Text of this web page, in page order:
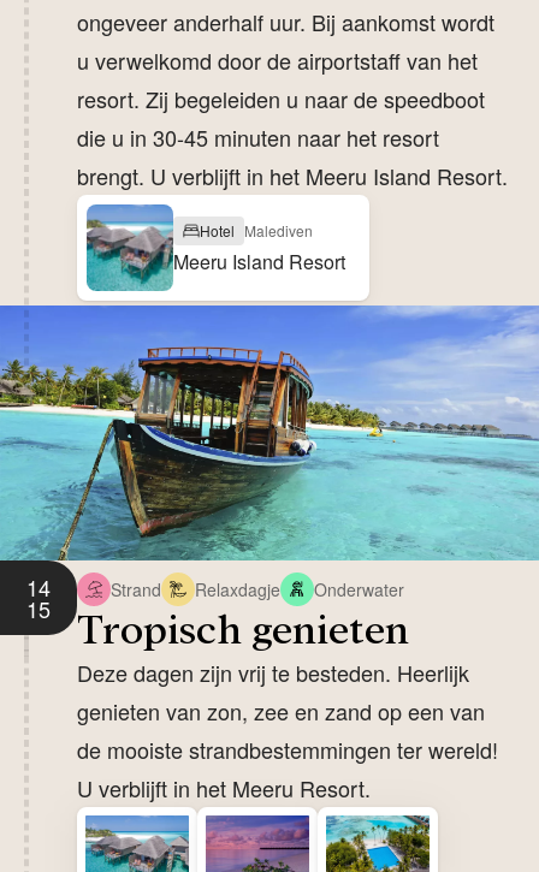
ongeveer anderhalf uur. Bij aankomst wordt
u verwelkomd door de airportstaff van het
resort. Zij begeleiden u naar de speedboot
die u in 30-45 minuten naar het resort
brengt. U verblijft in het Meeru Island Resort.
Hotel Malediven
Meeru Island Resort
14
15
Strand Relaxdagje Onderwater
Tropisch genieten
Deze dagen zijn vrij te besteden. Heerlijk
genieten van zon, zee en zand op een van
de mooiste strandbestemmingen ter wereld!
U verblijft in het Meeru Resort.